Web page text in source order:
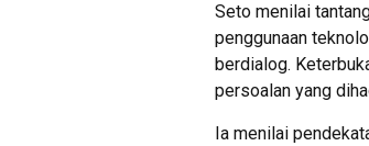
Seto menilai
penggunaan
berdialog.
persoalan yang
Ia menilai